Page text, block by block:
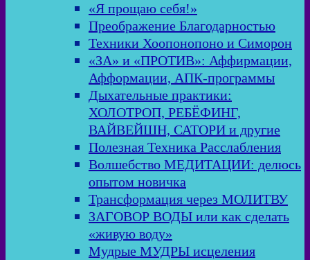
«Я прощаю себя!»
Преображение Благодарностью
Техники Хоопонопоно и Симорон
«ЗА» и «ПРОТИВ»: Аффирмации,
Афформации, АПК-программы
Дыхательные практики:
ХОЛОТРОП, РЕБЁФИНГ,
ВАЙВЕЙШН, САТОРИ и другие
Полезная Техника Расслабления
Волшебство МЕДИТАЦИИ: делюсь
опытом новичка
Трансформация через МОЛИТВУ
ЗАГОВОР ВОДЫ или как сделать
«живую воду»
Мудрые МУДРЫ исцеления